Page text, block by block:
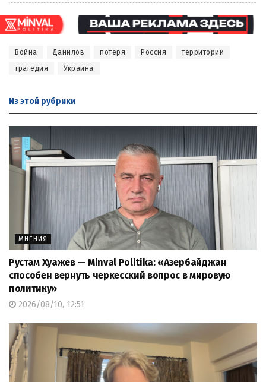
Война Данилов потеря Россия
территории
трагедия
Украина
Из этой рубрики
МНЕНИЯ
Рустам Хуажев — Minval Politika: «Азербайджан
способен вернуть черкесский вопрос в мировую
политику»
2026/08/10, 12:51